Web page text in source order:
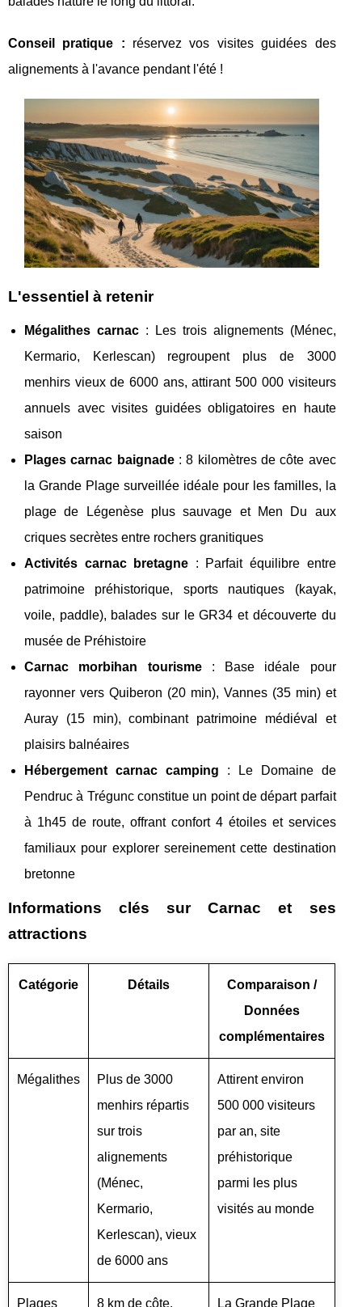
Conseil pratique : réservez vos visites guidées des
alignements à l'avance pendant l'été !
L'essentiel à retenir
Mégalithes carnac: Les trois alignements (Ménec,
Kermario, Kerlescan) regroupent plus de 3000
menhirs vieux de 6000 ans, attirant 500 000 visiteurs
annuels avec visites guidées obligatoires en haute
saison
Plages carnac baignade: 8 kilomètres de côte avec
la Grande Plage surveillée idéale pour les familles, la
plage de Légenèse plus sauvage et Men Du aux
criques secrètes entre rochers granitiques
Activités carnac bretagne : Parfait équilibre entre
patrimoine préhistorique, sports nautiques (kayak,
voile, paddle), balades sur le GR34 et découverte du
musée de Préhistoire
Carnac morbihan tourisme: Base idéale pour
rayonner vers Quiberon (20 min), Vannes (35 min) et
Auray (15 min), combinant patrimoine médiéval et
plaisirs balnéaires
Hébergement carnac camping : Le Domaine de
Pendruc à Trégunc constitue un point de départ parfait
à 1h45 de route, offrant confort 4 étoiles et services
familiaux pour explorer sereinement cette destination
bretonne
Informations clés sur Carnac et ses
attractions
Catégorie Détails
Comparaison /
Données
complémentaires
Mégalithes
Plus de 3000
menhirs répartis
sur trois
alignements
(Ménec,
Kermario,
Kerlescan), vieux
de 6000 ans
Attirent environ
500 000 visiteurs
par an, site
préhistorique
parmi les plus
visités au monde
Plages
8 km de côte,
La Grande Plage